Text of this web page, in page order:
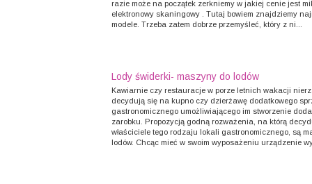
razie może na początek zerkniemy w jakiej cenie jest
elektronowy skaningowy . Tutaj bowiem znajdziemy
modele. Trzeba zatem dobrze przemyśleć, który z ni...
Lody świderki- maszyny do lodów
Kawiarnie czy restauracje w porze letnich wakacji
decydują się na kupno czy dzierżawę dodatkowego
gastronomicznego umożliwiającego im stworzenie
zarobku. Propozycją godną rozważenia, na którą
właściciele tego rodzaju lokali gastronomicznego, są
lodów. Chcąc mieć w swoim wyposażeniu urządzenie